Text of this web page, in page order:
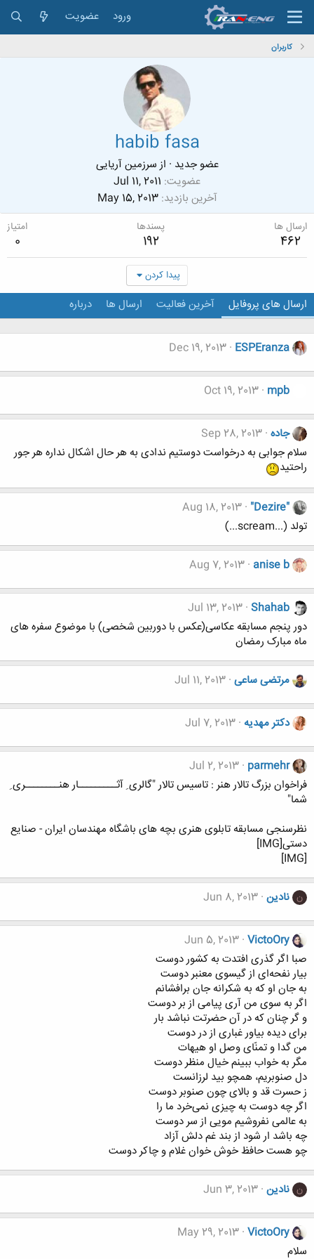
ورود عضویت
کاربران
habib fasa
عضو جدید · ازسرزمین آریایی
عضویت Jul 11, 2011
آخرین بازدید May 15, 2013
ارسال ها
462
پسندها
192
امتیاز
0
پیدا کردن
ارسال های پروفایل آخرین فعالیت ارسال ها درباره
ESPEranza
Dec 19, 2013
mpb
Oct 19, 2013
جاده Sep 28, 2013
سلام جوابی به درخواست دوستیم ندادی به هر حال اشکال نداره هر جور
راحتید
"Dezire"
Aug 18, 2013
تولد (...scream...)
anise b
Aug 7, 2013
Shahab
Jul 13, 2013
دور پنجم مسابقه عکاسی(عکس با دوربین شخصی) با موضوع سفره های
ماه مبارک رمضان
مرتضی ساعی Jul 11, 2013
دکتر مهدیه Jul 7, 2013
parmehr
Jul 2, 2013
فراخوان بزرگ تالار هنر : تاسیس تالار "گالری ِ آثـــــــــار هنــــــــری ِ
شما"
نظرسنجی مسابقه تابلوی هنری بچه های باشگاه مهندسان ایران - صنایع
دستی[IMG]
[IMG]
ن نادین Jun 8, 2013
VictoOry
Jun 5, 2013
صبا اگر گذری افتدت به کشور دوست
بیار نفحه‌ای از گیسوی معنبر دوست
به جان او که به شکرانه جان برافشانم
اگر به سوی من آری پیامی از بر دوست
و گر چنان که در آن حضرتت نباشد بار
برای دیده بیاور غباری از در دوست
من گدا و تمنّای وصل او هیهات
مگر به خواب ببینم خیال منظر دوست
دل صنوبریم، همچو بید لرزانست
ز حسرت قد و بالای چون صنوبر دوست
اگر چه دوست به چیزی نمی‌خرد ما را
به عالمی نفروشیم مویی از سر دوست
چه باشد ار شود از بند غم دلش آزاد
چو هست حافظ خوش خوان غلام و چاکر دوست
ن نادین Jun 3, 2013
VictoOry
May 29, 2013
سلام